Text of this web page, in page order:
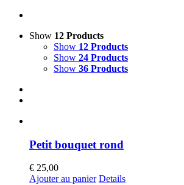
Show 12 Products
Show 12 Products
Show 24 Products
Show 36 Products
Petit bouquet rond
€ 25,00
Ajouter au panier Details